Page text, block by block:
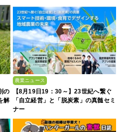
の
解
農業ニュース
【8月19日19：30～】23世紀へ繋ぐ
「自立経営」と「脱炭素」の真髄セミ
ナー